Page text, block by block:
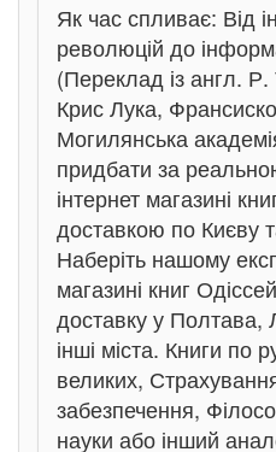
Як час спливає: Від
революцій до
(Переклад із англ.
Крис Лука,
Могилянська
придбати за
інтернет магазині
доставкою по Києву
Наберіть нашому
магазині книг
доставку у Полтава,
інші міста. Книги по
великих,
забезпечення,
науки або інший